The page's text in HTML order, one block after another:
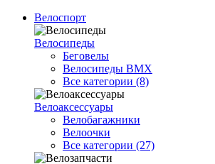
Велоспорт
Велосипеды
Беговелы
Велосипеды BMX
Все категории (8)
Велоаксессуары
Велобагажники
Велоочки
Все категории (27)